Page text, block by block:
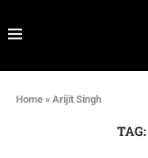
Home » Arijit Singh
TAG: